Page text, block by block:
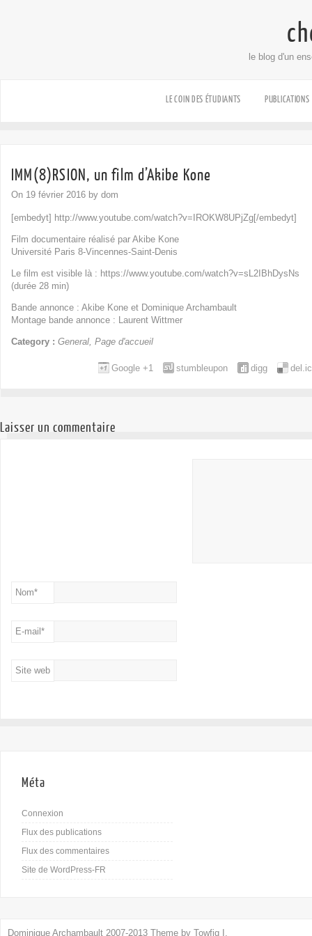
le blog d'un
LE COIN DES ÉTUDIANTS PUBLICATIONS
IMM(8)RSION, un film d’Akibe Kone
On 19 février 2016 by dom
[embedyt] http://www.youtube.com/watch?v=IROKW8UPjZg[/embedyt]
Film documentaire réalisé par Akibe Kone
Université Paris 8-Vincennes-Saint-Denis
Le film est visible là : https://www.youtube.com/watch?v=sL2IBhDysNs
(durée 28 min)
Bande annonce : Akibe Kone et Dominique Archambault
Montage bande annonce : Laurent Wittmer
Category : General Page d'accueil
digg
stumbleupon
Google +1
Laisser un commentaire
Nom*
E-mail*
Site web
Méta
Connexion
Flux des publications
Flux des commentaires
Site de WordPress-FR
Dominique Archambault 2007-2013 Theme by Towfiq I.